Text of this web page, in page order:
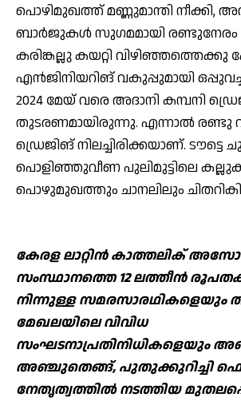
പൊഴിമുഖത്ത് മണ്ണുമാന്തി നീക്കി,
ബാര്‍ജുകള്‍ സുഗമമായി രണ്ടുനേരം
കരിങ്കല്ലു കയറ്റി
എന്‍ജിനിയറിങ് വകുപ്പുമായി
2024 മേയ് വരെ അദാനി കമ്പനി
തുടരണമായിരുന്നു. എന്നാല്‍ രണ്ടു
ഡ്രെജിങ് നിലച്ചിരിക്കയാണ്. ടൗട്ടെ
പൊളിഞ്ഞുവീണ പുലിമുട്ടിലെ
പൊഴുമുഖത്തും ചാനലിലും
കേരള ലാറ്റിന്‍ കാത്തലിക്
സംസ്ഥാനത്തെ 12 ലത്തീന്‍
നിന്നുള്ള സമരസാരഥികളെയും
മേഖലയിലെ വിവിധ
സംഘടനാപ്രതിനിധികളെയും
അഞ്ചുതെങ്ങ്, പുതുക്കുറിച്ചി
നേതൃത്വത്തില്‍ നടത്തിയ